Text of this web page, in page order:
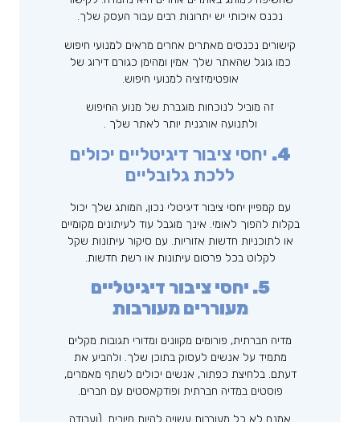
נכנס איכותי יש יתרונות רבים עבור העסק שלך.
קישורים נכנסים מאתרים אחרים מראים למנועי חיפוש
כמו גוגל שהאתר שלך אמין ומהימן כגורם דירוג של
אופטימיזציה למנועי חיפוש.
זה מוביל לנוכחות מוגברת של מנוע החיפוש
ולתנועה אורגנית יותר לאתר שלך .
4. יחסי ציבור דיגיטליים יכולים
ללכת גלובליים
עם קמפיין יחסי ציבור דיגיטלי נכון, המותג שלך יכול
בקלות להפוך לאומי. אינך מוגבל עוד לעיתונים מקומיים
או לתוכניות חדשות אזוריות. עם סיקור עיתונות שקל
לקלוט בכל פרסום עיתונות או רשת חדשות.
5. יחסי ציבור דיגיטליים
מעוררים מעורבות
מדיה חברתית, פורומים מקוונים ומדורי תגובות מקלים
מתמיד על אנשים לעסוק בתוכן שלך. ולהביע את
דעתם. בלחיצת כפתור, אנשים יכולים לשתף מאמרים,
פוסטים במדיה חברתית ופודקאסטים עם חברים.